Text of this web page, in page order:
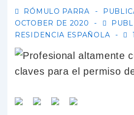
RÓMULO PARRA
OCTOBER DE 2020
RESIDENCIA ESPAÑOLA